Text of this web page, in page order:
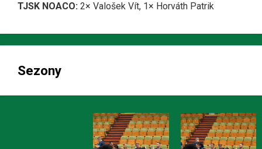
TJSK NOACO: 2× Valošek Vít, 1× Horváth Patrik
Sezony